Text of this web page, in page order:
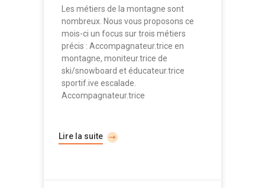
Les métiers de la montagne sont
nombreux. Nous vous proposons ce
mois-ci un focus sur trois métiers
précis : Accompagnateur.trice en
montagne, moniteur.trice de
ski/snowboard et éducateur.trice
sportif.ive escalade.
Accompagnateur.trice
Lire la suite